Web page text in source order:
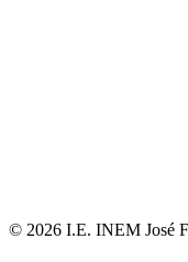
© 2026 I.E. INEM José